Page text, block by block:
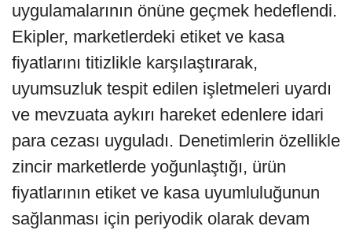
uygulamalarının önüne geçmek hedeflendi.
Ekipler, marketlerdeki etiket ve kasa
fiyatlarını titizlikle karşılaştırarak,
uyumsuzluk tespit edilen işletmeleri uyardı
ve mevzuata aykırı hareket edenlere idari
para cezası uyguladı. Denetimlerin özellikle
zincir marketlerde yoğunlaştığı, ürün
fiyatlarının etiket ve kasa uyumluluğunun
sağlanması için periyodik olarak devam